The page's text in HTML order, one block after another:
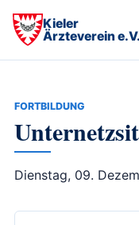
Kieler
Ärzteverein e.V.
FORTBILDUNG
Dienstag, 09.